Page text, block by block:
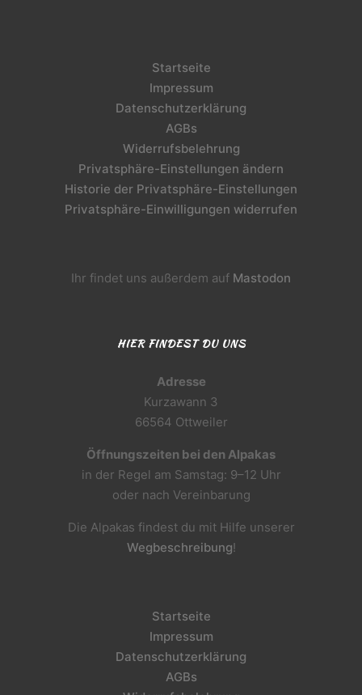
Startseite
Impressum
Datenschutzerklärung
AGBs
Widerrufsbelehrung
Privatsphäre-Einstellungen ändern
Historie der Privatsphäre-Einstellungen
Privatsphäre-Einwilligungen widerrufen
Ihr findet uns außerdem auf Mastodon
HIER FINDEST DU UNS
Adresse
Kurzawann 3
66564 Ottweiler
Öffnungszeiten bei den Alpakas
in der Regel am Samstag: 9–12 Uhr
oder nach Vereinbarung
Die Alpakas findest du mit Hilfe unserer
Wegbeschreibung!
Startseite
Impressum
Datenschutzerklärung
AGBs